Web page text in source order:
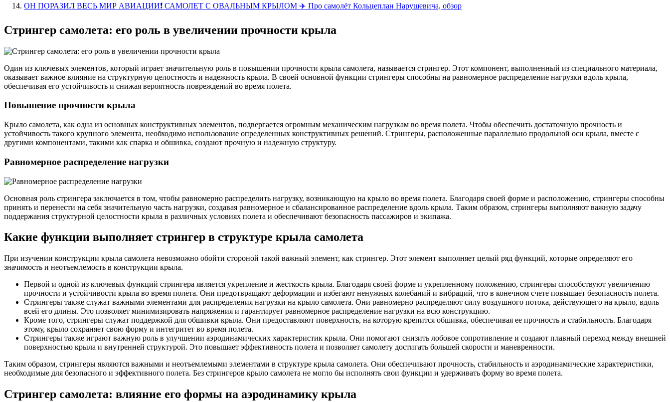
ОН ПОРАЗИЛ ВЕСЬ МИР АВИАЦИИ❗️ САМОЛЕТ С ОВАЛЬНЫМ КРЫЛОМ ✈️ Про самолёт Кольцеплан Нарушевича, обзор
Стрингер самолета: его роль в увеличении прочности крыла
Один из ключевых элементов, который играет значительную роль в повышении прочности крыла самолета, называется стрингер. Этот компонент, выполненный из специального материала,
оказывает важное влияние на структурную целостность и надежность крыла. В своей основной функции стрингеры способны на равномерное распределение нагрузки вдоль крыла,
обеспечивая его устойчивость и снижая вероятность повреждений во время полета.
Повышение прочности крыла
Крыло самолета, как одна из основных конструктивных элементов, подвергается огромным механическим нагрузкам во время полета. Чтобы обеспечить достаточную прочность и
устойчивость такого крупного элемента, необходимо использование определенных конструктивных решений. Стрингеры, расположенные параллельно продольной оси крыла, вместе с
другими компонентами, такими как спарка и обшивка, создают прочную и надежную структуру.
Равномерное распределение нагрузки
Основная роль стрингера заключается в том, чтобы равномерно распределить нагрузку, возникающую на крыло во время полета. Благодаря своей форме и расположению, стрингеры способны
принять и перенести на себя значительную часть нагрузки, создавая равномерное и сбалансированное распределение вдоль крыла. Таким образом, стрингеры выполняют важную задачу
поддержания структурной целостности крыла в различных условиях полета и обеспечивают безопасность пассажиров и экипажа.
Какие функции выполняет стрингер в структуре крыла самолета
При изучении конструкции крыла самолета невозможно обойти стороной такой важный элемент, как стрингер. Этот элемент выполняет целый ряд функций, которые определяют его
значимость и неотъемлемость в конструкции крыла.
Первой и одной из ключевых функций стрингера является укрепление и жесткость крыла. Благодаря своей форме и укрепленному положению, стрингеры способствуют увеличению
прочности и устойчивости крыла во время полета. Они предотвращают деформации и избегают ненужных колебаний и вибраций, что в конечном счете повышает безопасность полета.
Стрингеры также служат важными элементами для распределения нагрузки на крыло самолета. Они равномерно распределяют силу воздушного потока, действующего на крыло, вдоль
всей его длины. Это позволяет минимизировать напряжения и гарантирует равномерное распределение нагрузки на всю конструкцию.
Кроме того, стрингеры служат поддержкой для обшивки крыла. Они предоставляют поверхность, на которую крепится обшивка, обеспечивая ее прочность и стабильность. Благодаря
этому, крыло сохраняет свою форму и интегритет во время полета.
Стрингеры также играют важную роль в улучшении аэродинамических характеристик крыла. Они помогают снизить лобовое сопротивление и создают плавный переход между внешней
поверхностью крыла и внутренней структурой. Это повышает эффективность полета и позволяет самолету достигать большей скорости и маневренности.
Таким образом, стрингеры являются важными и неотъемлемыми элементами в структуре крыла самолета. Они обеспечивают прочность, стабильность и аэродинамические характеристики,
необходимые для безопасного и эффективного полета. Без стрингеров крыло самолета не могло бы исполнять свои функции и удерживать форму во время полета.
Стрингер самолета: влияние его формы на аэродинамику крыла